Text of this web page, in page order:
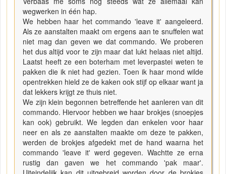
wegwerken in één hap.
We hebben haar het commando 'leave it' aangeleerd.
Als ze aanstalten maakt om ergens aan te snuffelen wat
niet mag dan geven we dat commando. We proberen
het dus altijd voor te zijn maar dat lukt helaas niet altijd.
Laatst heeft ze een boterham met leverpastei weten te
pakken die ik niet had gezien. Toen ik haar mond wilde
opentrekken hield ze de kaken ook stijf op elkaar want ja
dat lekkers krijgt ze thuis niet.
We zijn klein begonnen betreffende het aanleren van dit
commando. Hiervoor hebben we haar brokjes (snoepjes
kan ook) gebruikt. We legden dan enkelen voor haar
neer en als ze aanstalten maakte om deze te pakken,
werden de brokjes afgedekt met de hand waarna het
commando 'leave it' werd gegeven. Wachtte ze erna
rustig dan gaven we het commando 'pak maar'.